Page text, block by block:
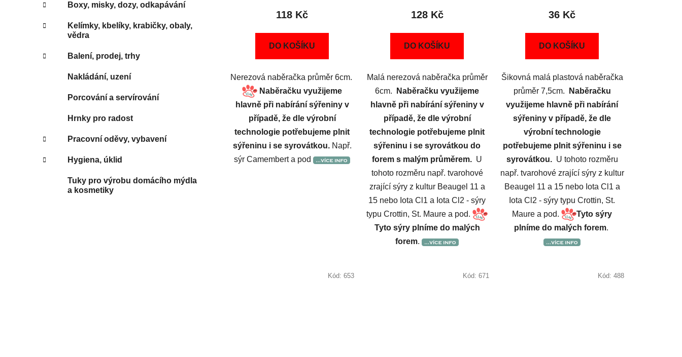
Boxy, misky, dozy, odkapávání
Kelímky, kbelíky, krabičky, obaly,
vědra
Balení, prodej, trhy
Nakládání, uzení
Porcování a servírování
Hrnky pro radost
Pracovní oděvy, vybavení
Hygiena, úklid
Tuky pro výrobu domácího mýdla
a kosmetiky
118 Kč
DO KOŠÍKU
Nerezová naběračka průměr 6cm.
Naběračku využijeme
hlavně při nabírání sýřeniny v
případě, že dle výrobní
technologie potřebujeme plnit
sýřeninu i se syrovátkou.Např.
sýr Camembert a pod
128 Kč
DO KOŠÍKU
Malá nerezová naběračka průměr
6cm.
Naběračku využijeme
hlavně při nabírání sýřeniny v
případě, že dle výrobní
technologie potřebujeme plnit
sýřeninu i se syrovátkou do
forem s malým průměrem. U
tohoto rozměru např. tvarohové
zrající sýry z kultur Beaugel 11 a
15 nebo Iota Cl1 a Iota Cl2 - sýry
typu Crottin, St. Maure a pod.
Tyto sýry plníme do malých
forem.
36 Kč
DO KOŠÍKU
Šikovná malá plastová naběračka
průměr 7,5cm.
Naběračku
využijeme hlavně při nabírání
sýřeniny v případě, že dle
výrobní technologie
potřebujeme plnit sýřeninu i se
syrovátkou.U tohoto rozměru
např. tvarohové zrající sýry z kultur
Beaugel 11 a 15 nebo Iota Cl1 a
Iota Cl2 - sýry typu Crottin, St.
Maure a pod.
Tyto sýry
plníme do malých forem.
Kód: 653 Kód: 671 Kód: 488